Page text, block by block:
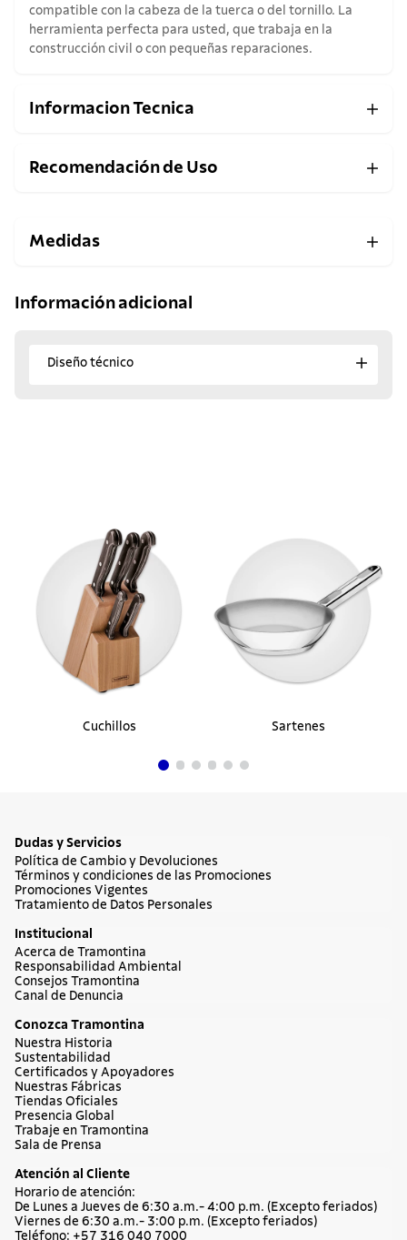
compatible con la cabeza de la tuerca o del tornillo. La
herramienta perfecta para usted, que trabaja en la
construcción civil o con pequeñas reparaciones.
Informacion Tecnica
Recomendación de Uso
Medidas
Información adicional
Diseño técnico
Cuchillos Sartenes
Dudas y Servicios
Política de Cambio y Devoluciones
Términos y condiciones de las Promociones
Promociones Vigentes
Tratamiento de Datos Personales
Institucional
Acerca de Tramontina
Responsabilidad Ambiental
Consejos Tramontina
Canal de Denuncia
Conozca Tramontina
Nuestra Historia
Sustentabilidad
Certificados y Apoyadores
Nuestras Fábricas
Tiendas Oficiales
Presencia Global
Trabaje en Tramontina
Sala de Prensa
Atención al Cliente
Horario de atención:
De Lunes a Jueves de 6:30 a.m.- 4:00 p.m. (Excepto feriados)
Viernes de 6:30 a.m.- 3:00 p.m. (Excepto feriados)
Teléfono: +57 316 040 7000